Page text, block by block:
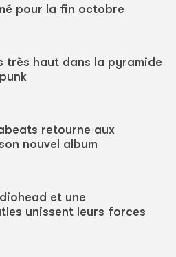
pour la fin octobre
très haut dans la pyramide
retourne aux
nouvel album
et une
unissent leurs forces